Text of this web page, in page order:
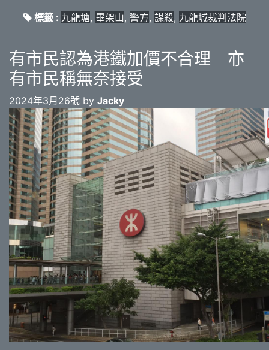
標籤 : 九龍塘, 畢架山, 警方, 謀殺, 九龍城裁判法院
有市民認為港鐵加價不合理 亦
有市民稱無奈接受
2024年3月26號 by Jacky